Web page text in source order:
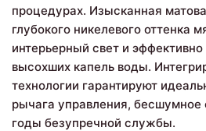
процедурах. Изысканная
глубокого никелевого оттенка
интерьерный свет и
высохших капель воды.
технологии гарантируют
рычага управления,
годы безупречной службы.